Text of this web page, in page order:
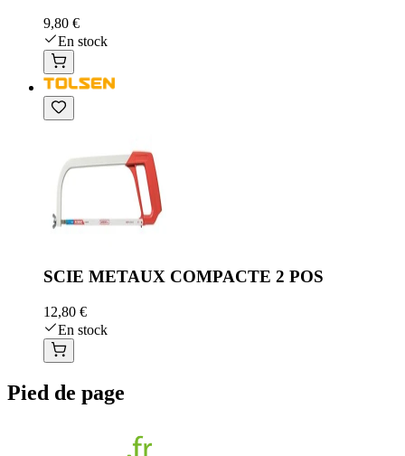
9,80 €
En stock
SCIE METAUX COMPACTE 2 POS
12,80 €
En stock
Pied de page